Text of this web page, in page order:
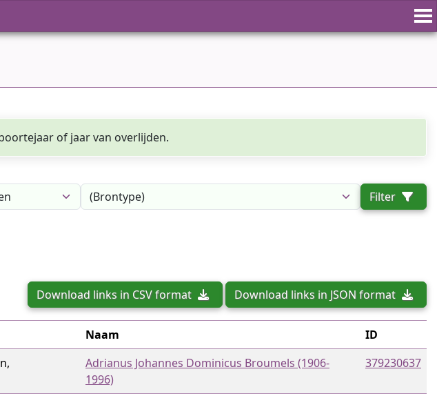
of jaar van overlijden.
Filter
Download links in CSV format Download links in JSON format
Naam
ID
Adrianus Johannes Dominicus Broumels (1906-
1996)
379230637